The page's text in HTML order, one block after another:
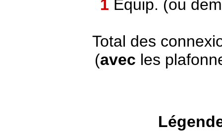
1 Equip. (ou
Total des
(avec les